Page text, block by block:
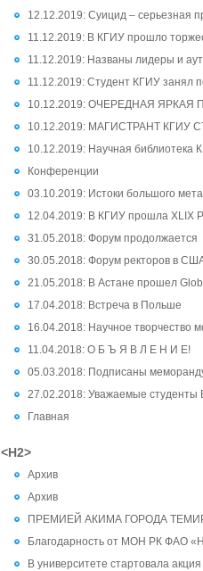
12.12.2019: Суицид – серьезная
11.12.2019: В КГИУ прошло
11.12.2019: Названы лидеры и
11.12.2019: Студент КГИУ занял
10.12.2019: ОЧЕРЕДНАЯ
10.12.2019: МАГИСТРАНТ
10.12.2019: Научная библиотека
Конференции
03.10.2019: Истоки большого
12.04.2019: В КГИУ прошла XLIХ
31.05.2018: Форум продолжается
30.05.2018: Форум ректоров в
21.05.2018: В Астане прошел
17.04.2018: Встреча в Польше
16.04.2018: Научное
11.04.2018: О Б Ъ Я В Л Е Н И Е!
05.03.2018: Подписаны
27.02.2018: Уважаемые студенты
Главная
<H2>
Архив
Архив
ПРЕМИЕЙ АКИМА ГОРОДА
Благодарность от МОН РК ФАО
В университете стартовала